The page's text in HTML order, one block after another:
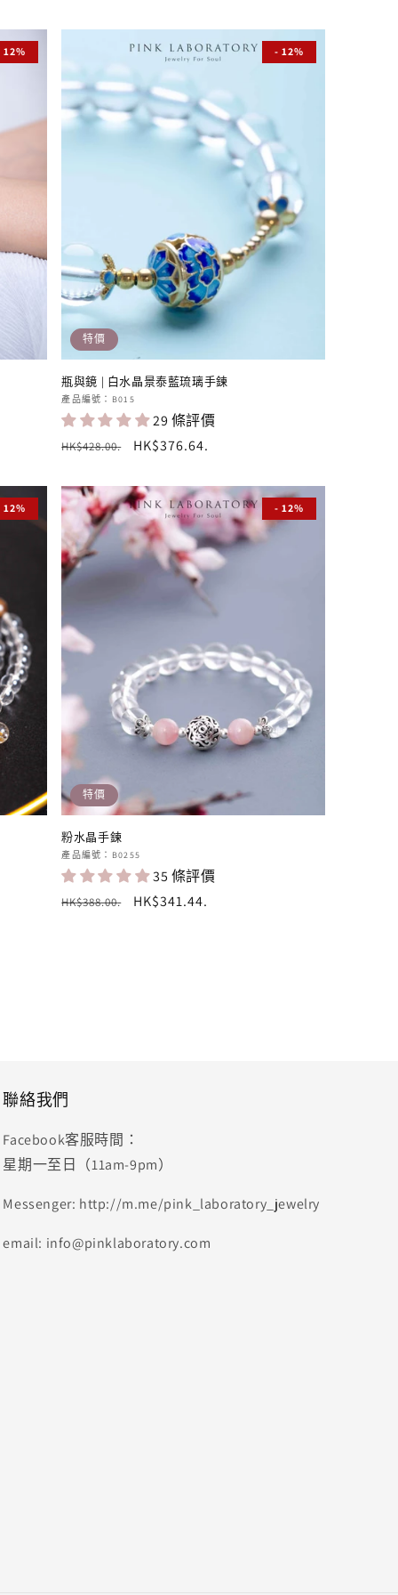
12%
特價
- 12%
瓶與鏡 | 白水晶景泰藍琉璃手鍊
廠
商：
產品編號：B015
29 條評價
定
HK$428.00.
售
HK$376.64.
12%
特價
- 12%
粉水晶手鍊
廠
商：
產品編號：B0255
35 條評價
定
HK$388.00.
售
HK$341.44.
聯絡我們
Facebook客服時間：
星期一至日（11am-9pm）
Messenger: http://m.me/pink_laboratory_jewelry
email: info@pinklaboratory.com